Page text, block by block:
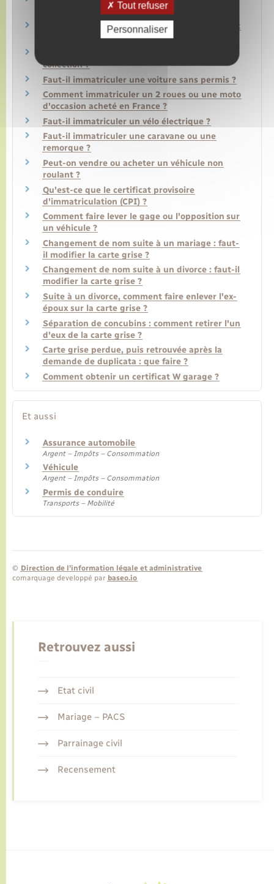
Véhicule en leasing : que faire quand le contrat
de crédit-bail se termine ?
collection ?
Faut-il immatriculer une voiture sans permis ?
Comment immatriculer un 2 roues ou une moto
d'occasion acheté en France ?
Faut-il immatriculer un vélo électrique ?
Faut-il immatriculer une caravane ou une
remorque ?
Peut-on vendre ou acheter un véhicule non
roulant ?
Qu'est-ce que le certificat provisoire
d'immatriculation (CPI) ?
Comment faire lever le gage ou l'opposition sur
un véhicule ?
Changement de nom suite à un mariage : faut-
il modifier la carte grise ?
Changement de nom suite à un divorce : faut-il
modifier la carte grise ?
Suite à un divorce, comment faire enlever l'ex-
époux sur la carte grise ?
Séparation de concubins : comment retirer l'un
d'eux de la carte grise ?
Carte grise perdue, puis retrouvée après la
demande de duplicata : que faire ?
Comment obtenir un certificat W garage ?
Et aussi
Assurance automobile
Argent – Impôts – Consommation
Véhicule
Argent – Impôts – Consommation
Permis de conduire
Transports – Mobilité
© Direction de l’information légale et administrative
comarquage developpé par baseo.io
Retrouvez aussi
Etat civil
Mariage – PACS
Parrainage civil
Recensement
Tout refuser
Personnaliser